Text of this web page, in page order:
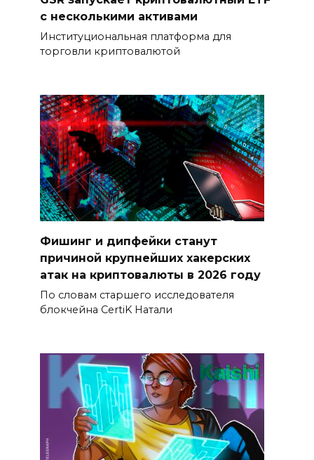
с несколькими активами
Институциональная платформа для
торговли криптовалютой
Фишинг и дипфейки станут
причиной крупнейших хакерских
атак на криптовалюты в 2026 году
По словам старшего исследователя
блокчейна CertiK Натали